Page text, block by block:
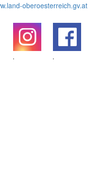
oberoesterreich.gv.at
.
.